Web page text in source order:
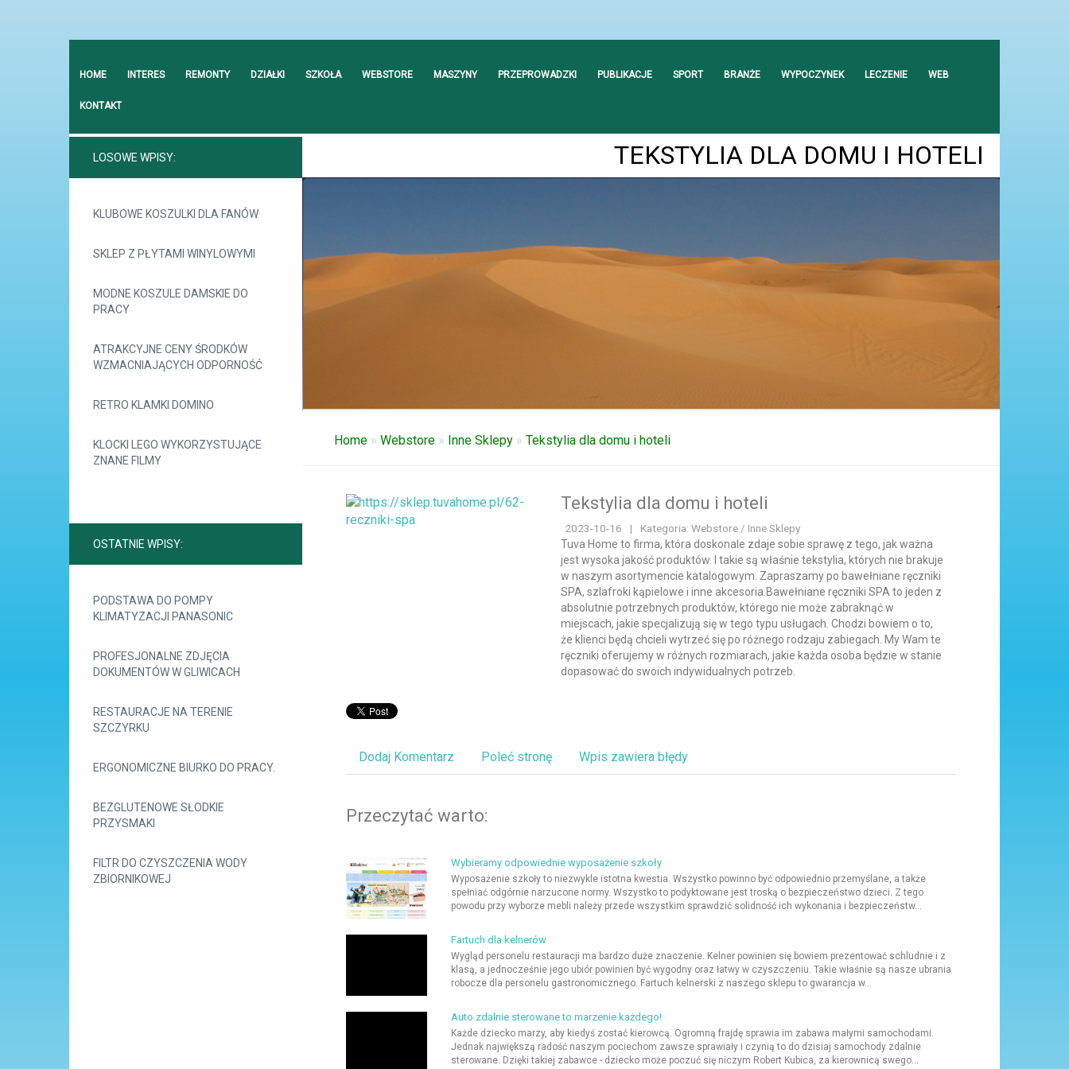
HOME INTERES REMONTY DZIAŁKI SZKOŁA WEBSTORE MASZYNY PRZEPROWADZKI PUBLIKACJE SPORT BRANŻE WYPOCZYNEK LECZENIE WEB
KONTAKT
TEKSTYLIA DLA DOMU I HOTELI
LOSOWE WPISY:
KLUBOWE KOSZULKI DLA FANÓW
SKLEP Z PŁYTAMI WINYLOWYMI
MODNE KOSZULE DAMSKIE DO
PRACY
ATRAKCYJNE CENY ŚRODKÓW
WZMACNIAJĄCYCH ODPORNOŚĆ
RETRO KLAMKI DOMINO
KLOCKI LEGO WYKORZYSTUJĄCE
ZNANE FILMY
OSTATNIE WPISY:
PODSTAWA DO POMPY
KLIMATYZACJI PANASONIC
PROFESJONALNE ZDJĘCIA
DOKUMENTÓW W GLIWICACH
RESTAURACJE NA TERENIE
SZCZYRKU
ERGONOMICZNE BIURKO DO PRACY.
BEZGLUTENOWE SŁODKIE
PRZYSMAKI
FILTR DO CZYSZCZENIA WODY
ZBIORNIKOWEJ
Home» Webstore» Inne Sklepy» Tekstylia dla domu i hoteli
Tekstylia dla domu i hoteli
2023-10-16 |
Kategoria: Webstore / Inne Sklepy
Tuva Home to firma, która doskonale zdaje sobie sprawę z tego, jak ważna
jest wysoka jakość produktów. I takie są właśnie tekstylia, których nie brakuje
w naszym asortymencie katalogowym. Zapraszamy po bawełniane ręczniki
SPA, szlafroki kąpielowe i inne akcesoria.Bawełniane ręczniki SPA to jeden z
absolutnie potrzebnych produktów, którego nie może zabraknąć w
miejscach, jakie specjalizują się w tego typu usługach. Chodzi bowiem o to,
że klienci będą chcieli wytrzeć się po różnego rodzaju zabiegach. My Wam te
ręczniki oferujemy w różnych rozmiarach, jakie każda osoba będzie w stanie
dopasować do swoich indywidualnych potrzeb.
Dodaj Komentarz Poleć stronę Wpis zawiera błędy
Przeczytać warto:
Wybieramy odpowiednie wyposażenie szkoły
Wyposażenie szkoły to niezwykle istotna kwestia. Wszystko powinno być odpowiednio przemyślane, a także
spełniać odgórnie narzucone normy. Wszystko to podyktowane jest troską o bezpieczeństwo dzieci. Z tego
powodu przy wyborze mebli należy przede wszystkim sprawdzić solidność ich wykonania i bezpieczeństw...
Fartuch dla kelnerów
Wygląd personelu restauracji ma bardzo duże znaczenie. Kelner powinien się bowiem prezentować schludnie i z
klasą, a jednocześnie jego ubiór powinien być wygodny oraz łatwy w czyszczeniu. Takie właśnie są nasze ubrania
robocze dla personelu gastronomicznego. Fartuch kelnerski z naszego sklepu to gwarancja w...
Auto zdalnie sterowane to marzenie każdego!
Każde dziecko marzy, aby kiedyś zostać kierowcą. Ogromną frajdę sprawia im zabawa małymi samochodami.
Jednak największą radość naszym pociechom zawsze sprawiały i czynią to do dzisiaj samochody zdalnie
sterowane. Dzięki takiej zabawce - dziecko może poczuć się niczym Robert Kubica, za kierownicą swego...